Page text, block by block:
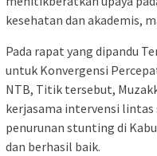
kesehatan dan akademis,
Pada rapat yang dipandu
untuk Konvergensi
NTB, Titik tersebut,
kerjasama intervensi
penurunan stunting di
dan berhasil baik.